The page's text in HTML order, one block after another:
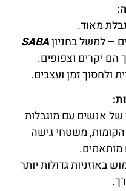
מאוד.
– למשל בחניוןSABA
הם יקרים וצפופים.
ולחסוך זמן ועצבים.
של אנשים עם מוגבלות
הקומות, משטחי גישה
מותאמים.
באוזניות גדולות יותר